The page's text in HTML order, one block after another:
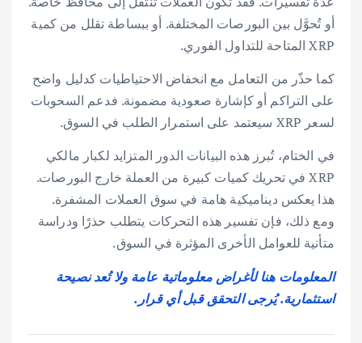
أو تُحوَّل بين البورصات المختلفة. أو ببساطة تقلل من كمية
XRP المتاحة للتداول الفوري.
كما حذّر من التعامل مع انخفاض الاحتياطيات كدليل واضح
على التراكم أو كإشارة صعودية مضمونة. فدعم السحوبات
لسعر XRP سيعتمد على استمرار الطلب في السوق.
في الختام، تُبرز هذه البيانات الدور المتزايد لكبار مالكي
XRP في تحريك كميات كبيرة من العملة خارج البورصات.
هذا يعكس ديناميكية هامة في سوق العملات المشفرة.
ومع ذلك، فإن تفسير هذه التحركات يتطلب حذرًا ودراسة
متأنية للعوامل الأخرى المؤثرة في السوق.
المعلومات هنا لأغراض معلوماتية عامة ولا تُعد نصيحة
استثمارية. يُرجى التحقق قبل أي قرار.